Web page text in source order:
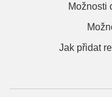
Možnosti
Jak přidat